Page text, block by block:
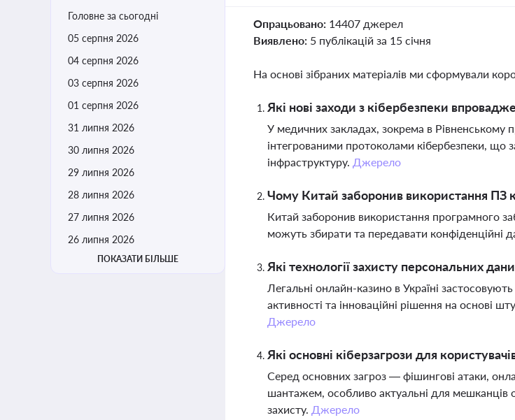
Головне за сьогодні
05 серпня 2026
04 серпня 2026
03 серпня 2026
01 серпня 2026
31 липня 2026
30 липня 2026
29 липня 2026
28 липня 2026
27 липня 2026
26 липня 2026
ПОКАЗАТИ БІЛЬШЕ
Опрацьовано: 14407 джерел
Виявлено: 5 публікацій за 15 січня
На основі зібраних матеріалів ми сформували
Які нові заходи з кібербезпеки
У медичних закладах, зокрема в Рівненському
інтегрованими протоколами кібербезпеки, що
інфраструктуру. Джерело
Чому Китай заборонив використання ПЗ
Китай заборонив використання програмного
можуть збирати та передавати конфіденційні
Які технології захисту персональних
Легальні онлайн-казино в Україні
активності та інноваційні рішення на основі
Джерело
Які основні кіберзагрози для
Серед основних загроз — фішингові атаки,
шантажем, особливо актуальні для мешканців
захисту. Джерело